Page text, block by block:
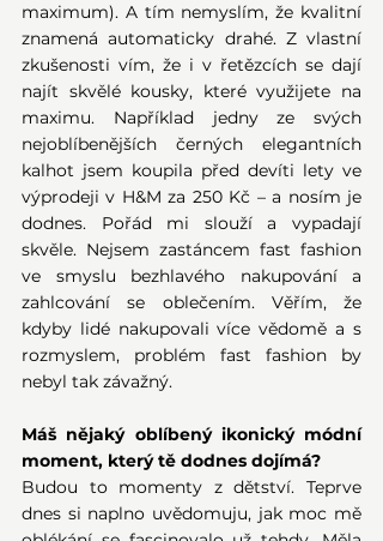
maximum). A tím nemyslím, že kvalitní
znamená automaticky drahé. Z vlastní
zkušenosti vím, že i v řetězcích se dají
najít skvělé kousky, které využijete na
maximu. Například jedny ze svých
nejoblíbenějších černých elegantních
kalhot jsem koupila před devíti lety ve
výprodeji v H&M za 250 Kč – a nosím je
dodnes. Pořád mi slouží a vypadají
skvěle. Nejsem zastáncem fast fashion
ve smyslu bezhlavého nakupování a
zahlcování se oblečením. Věřím, že
kdyby lidé nakupovali více vědomě a s
rozmyslem, problém fast fashion by
nebyl tak závažný.
Máš nějaký oblíbený ikonický módní
moment, který tě dodnes dojímá?
Budou to momenty z dětství. Teprve
dnes si naplno uvědomuju, jak moc mě